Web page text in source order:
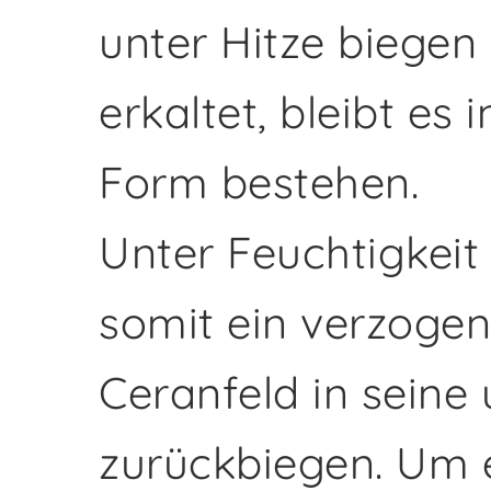
unter Hitze biegen
erkaltet, bleibt es
Form bestehen.
Unter
somit ein
Ceranfeld in
zurückbiegen. Um